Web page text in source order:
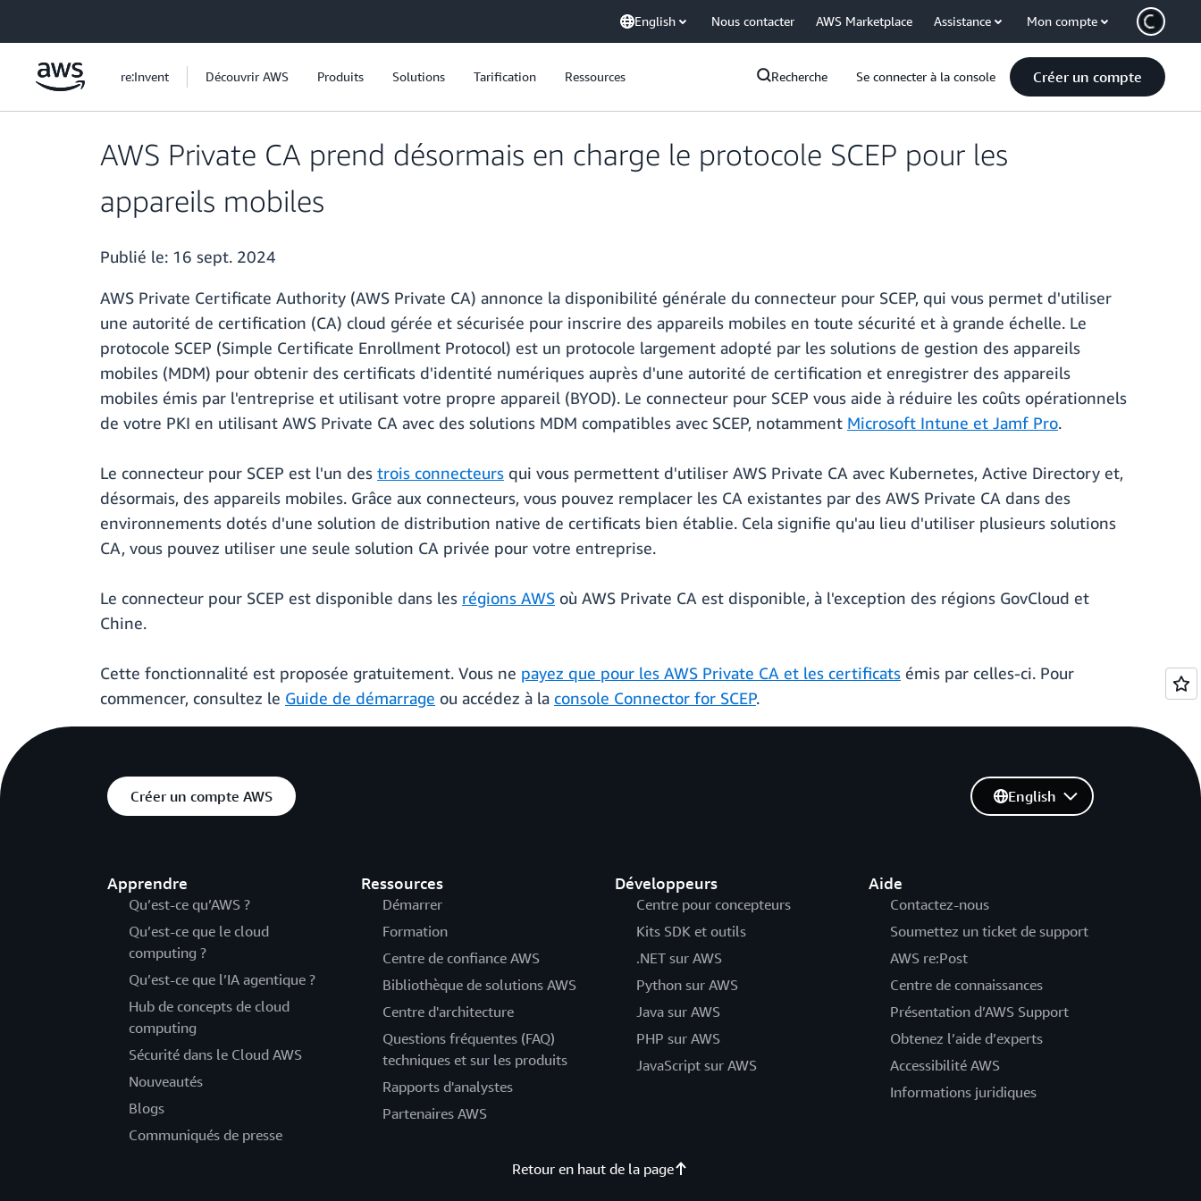
English Nous contacter AWS Marketplace Assistance Mon compte
re:Invent Découvrir AWS Produits Solutions Tarification Ressources Recherche Se connecter à la console Créer un compte
AWS Private CA prend désormais en charge le protocole SCEP pour les
appareils mobiles
Publié le: 16 sept. 2024
AWS Private Certificate Authority (AWS Private CA) annonce la disponibilité générale du connecteur pour SCEP, qui vous permet d'utiliser
une autorité de certification (CA) cloud gérée et sécurisée pour inscrire des appareils mobiles en toute sécurité et à grande échelle. Le
protocole SCEP (Simple Certificate Enrollment Protocol) est un protocole largement adopté par les solutions de gestion des appareils
mobiles (MDM) pour obtenir des certificats d'identité numériques auprès d'une autorité de certification et enregistrer des appareils
mobiles émis par l'entreprise et utilisant votre propre appareil (BYOD). Le connecteur pour SCEP vous aide à réduire les coûts opérationnels
de votre PKI en utilisant AWS Private CA avec des solutions MDM compatibles avec SCEP, notamment Microsoft Intune et Jamf Pro.
Le connecteur pour SCEP est l'un des trois connecteurs qui vous permettent d'utiliser AWS Private CA avec Kubernetes, Active Directory et,
désormais, des appareils mobiles. Grâce aux connecteurs, vous pouvez remplacer les CA existantes par des AWS Private CA dans des
environnements dotés d'une solution de distribution native de certificats bien établie. Cela signifie qu'au lieu d'utiliser plusieurs solutions
CA, vous pouvez utiliser une seule solution CA privée pour votre entreprise.
Le connecteur pour SCEP est disponible dans les régions AWS où AWS Private CA est disponible, à l'exception des régions GovCloud et
Chine.
Cette fonctionnalité est proposée gratuitement. Vous ne payez que pour les AWS Private CA et les certificats émis par celles-ci. Pour
commencer, consultez le Guide de démarrage ou accédez à la console Connector for SCEP.
Créer un compte AWS
Apprendre
Qu’est-ce qu’AWS ?
Qu’est-ce que le cloud
computing ?
Qu’est-ce que l’IA agentique ?
Hub de concepts de cloud
computing
Sécurité dans le Cloud AWS
Nouveautés
Blogs
Communiqués de presse
Ressources
Démarrer
Formation
Centre de confiance AWS
Bibliothèque de solutions AWS
Centre d'architecture
Questions fréquentes (FAQ)
techniques et sur les produits
Rapports d'analystes
Partenaires AWS
Développeurs
Centre pour concepteurs
Kits SDK et outils
.NET sur AWS
Python sur AWS
Java sur AWS
PHP sur AWS
JavaScript sur AWS
Aide
Contactez-nous
Soumettez un ticket de support
AWS re:Post
Centre de connaissances
Présentation d’AWS Support
Obtenez l’aide d’experts
Accessibilité AWS
Informations juridiques
English
Retour en haut de la page